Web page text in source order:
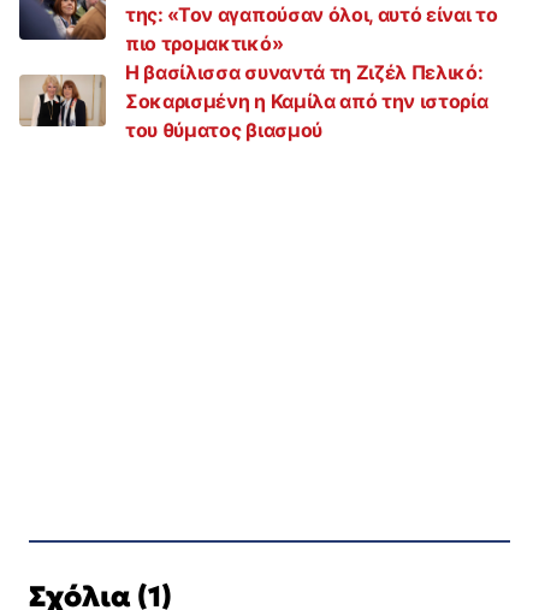
της: «Τον αγαπούσαν όλοι, αυτό είναι το
πιο τρομακτικό»
Η βασίλισσα συναντά τη Ζιζέλ Πελικό:
Σοκαρισμένη η Καμίλα από την ιστορία
του θύματος βιασμού
Σχόλια (1)